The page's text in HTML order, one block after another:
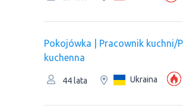
Pokojówka | Pracownik kuchni/
kuchenna
44 lata Ukraina